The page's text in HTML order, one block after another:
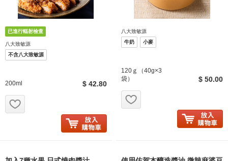
八大致敏源
不含八大致敏源
200ml $ 42.80
八大致敏源
牛奶
小麥
120ｇ（40g×3
袋）
$ 50.00